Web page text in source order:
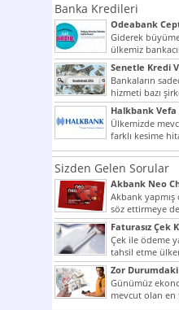
Banka Kredileri
Odeabank
8444
Giderek
ülkemiz
giriş yapmış
Senetle Kredi
Bankaların
hizmeti bazı
vermektedir.
Halkbank Vefa
Ülkemizde
farklı kesime
noktada son...
Sizden Gelen Sorular
Akbank Neo
Kullanılır?
Akbank
söz ettirmeye
potansiyelini
Faturasız Çek
Çek ile ödeme
tahsil etme
şekilde...
Zor Durumdaki
Günümüz
mevcut olan en
dahi son